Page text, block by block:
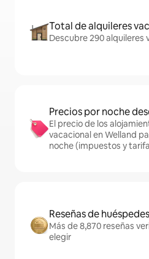
Total de alquileres
Descubre 290 alquileres
Precios por noche
El precio de los
vacacional en Welland
noche (impuestos y
Reseñas de
Más de 8,870 reseñas
elegir